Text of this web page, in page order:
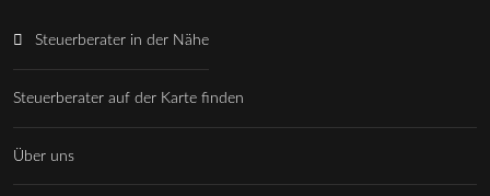
Steuerberater in der Nähe
Steuerberater auf der Karte finden
Über uns